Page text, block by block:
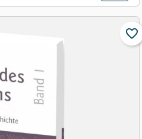
favorite_border